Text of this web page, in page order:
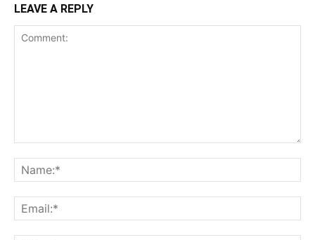
LEAVE A REPLY